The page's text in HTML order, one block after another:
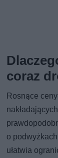
coraz
Rosnące
o
ułatwia